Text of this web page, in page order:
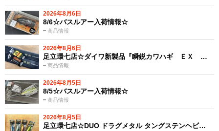
2026年8月6日
商品情報
8/6☆バスルアー入荷情報☆
2026年8月6日
商品情報
足立環七店☆ダイワ新製品『瞬鋭カワハギ ＥＸ …
2026年8月5日
商品情報
8/5☆バスルアー入荷情報☆
2026年8月5日
足立環七店☆DUO ドラグメタル タングステンヘビ…